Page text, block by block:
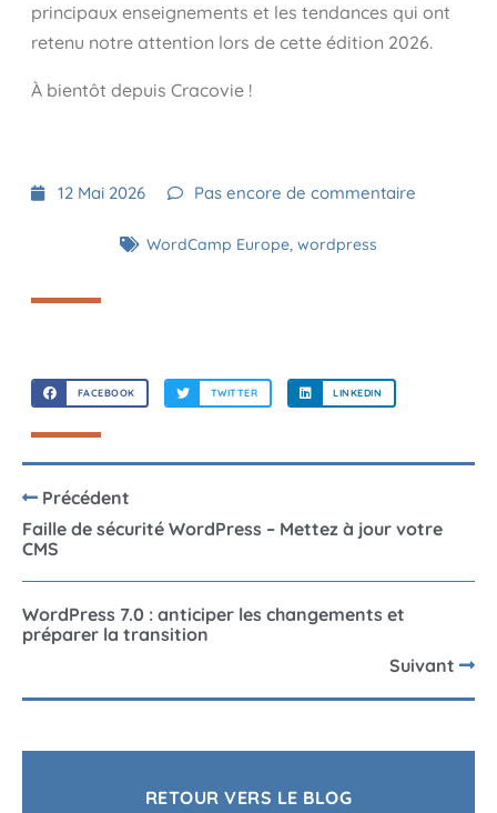
principaux enseignements et les tendances qui ont
retenu notre attention lors de cette édition 2026.
À bientôt depuis Cracovie !
12 Mai 2026 Pas encore de commentaire
WordCamp Europe, wordpress
FACEBOOK TWITTER LINKEDIN
Précédent
Faille de sécurité WordPress – Mettez à jour votre
CMS
WordPress 7.0 : anticiper les changements et
préparer la transition
Suivant
RETOUR VERS LE BLOG